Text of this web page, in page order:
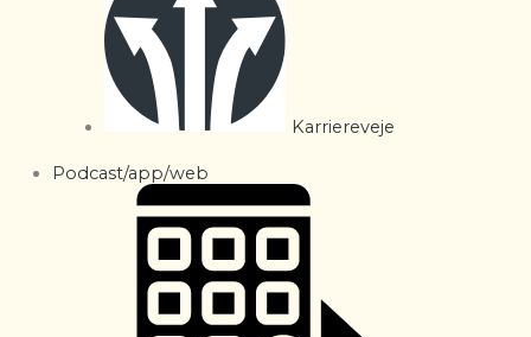
Karriereveje
Podcast/app/web